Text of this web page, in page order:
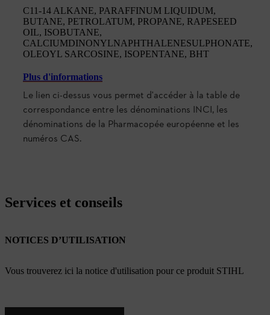
C11-14 ALKANE, PARAFFINUM LIQUIDUM,
BUTANE, PETROLATUM, PROPANE, RAPESEED
OIL, ISOBUTANE,
CALCIUMDINONYLNAPHTHALENESULPHONATE,
OLEOYL SARCOSINE, ISOPENTANE, BHT
Plus d'informations
Le lien ci-dessus vous permet d'accéder à la table de
correspondance entre les dénominations INCI, les
dénominations de la Pharmacopée européenne et les
numéros CAS.
Services et conseils
NOTICES D’UTILISATION
Vous trouverez ici la notice d'utilisation pour ce produit STIHL